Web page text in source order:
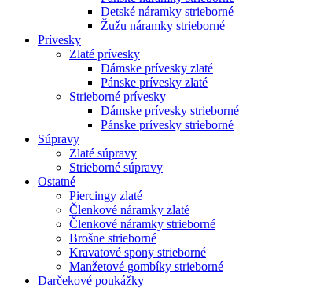
Detské náramky strieborné
Žužu náramky strieborné
Prívesky
Zlaté prívesky
Dámske prívesky zlaté
Pánske prívesky zlaté
Strieborné prívesky
Dámske prívesky strieborné
Pánske prívesky strieborné
Súpravy
Zlaté súpravy
Strieborné súpravy
Ostatné
Piercingy zlaté
Členkové náramky zlaté
Členkové náramky strieborné
Brošne strieborné
Kravatové spony strieborné
Manžetové gombíky strieborné
Darčekové poukážky